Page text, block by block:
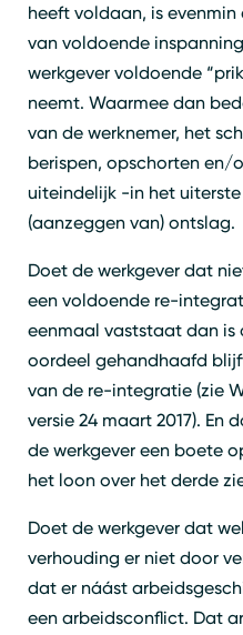
heeft voldaan, is
van voldoende
werkgever voldoende
neemt. Waarmee dan
van de werknemer, het
berispen, opschorten en/
uiteindelijk -in het
(aanzeggen van) ontslag.
Doet de werkgever dat
een voldoende re-
eenmaal vaststaat dan
oordeel gehandhaafd
van de re-integratie (zie
versie 24 maart 2017). En
de werkgever een boete
het loon over het derde
Doet de werkgever dat
verhouding er niet door
dat er náást
een arbeidsconflict. Dat